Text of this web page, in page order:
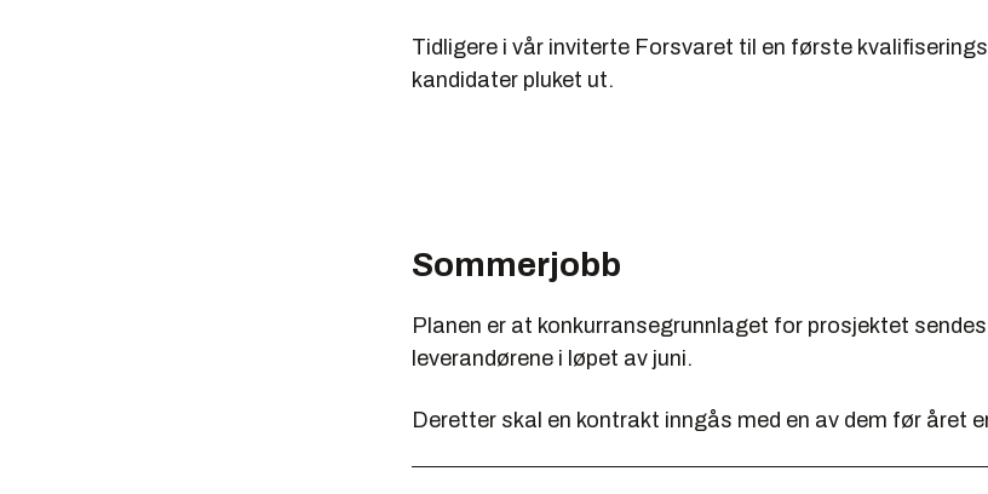
Tidligere i vår inviterte Forsvaret til en første
kandidater pluket ut.
Sommerjobb
Planen er at konkurransegrunnlaget for prosjektet
leverandørene i løpet av juni.
Deretter skal en kontrakt inngås med en av dem før året